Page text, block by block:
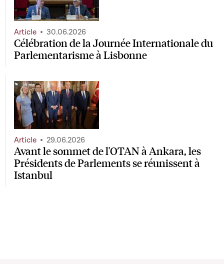
Célébration de la Journée Internationale du
Parlementarisme à Lisbonne
Article 30.06.2026
Avant le sommet de l'OTAN à Ankara, les
Présidents de Parlements se réunissent à
Istanbul
Article 29.06.2026